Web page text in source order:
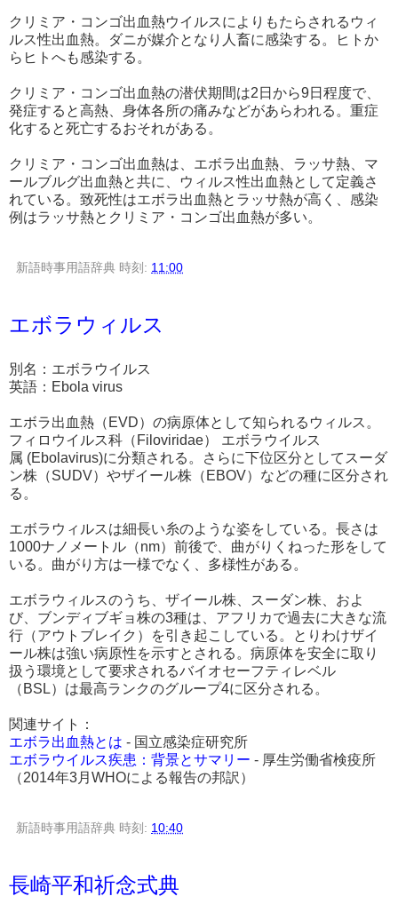
クリミア・コンゴ出血熱ウイルスによりもたらされるウィ
ルス性出血熱。ダニが媒介となり人畜に感染する。ヒトか
らヒトへも感染する。
クリミア・コンゴ出血熱の潜伏期間は2日から9日程度で、
発症すると高熱、身体各所の痛みなどがあらわれる。重症
化すると死亡するおそれがある。
クリミア・コンゴ出血熱は、エボラ出血熱、ラッサ熱、マ
ールブルグ出血熱と共に、ウィルス性出血熱として定義さ
れている。致死性はエボラ出血熱とラッサ熱が高く、感染
例はラッサ熱とクリミア・コンゴ出血熱が多い。
新語時事用語辞典 時刻: 11:00
エボラウィルス
別名：エボラウイルス
英語：Ebola virus
エボラ出血熱（EVD）の病原体として知られるウィルス。
フィロウイルス科（Filoviridae） エボラウイルス
属 (Ebolavirus)に分類される。さらに下位区分としてスーダ
ン株（SUDV）やザイール株（EBOV）などの種に区分され
る。
エボラウィルスは細長い糸のような姿をしている。長さは
1000ナノメートル（nm）前後で、曲がりくねった形をして
いる。曲がり方は一様でなく、多様性がある。
エボラウィルスのうち、ザイール株、スーダン株、およ
び、ブンディブギョ株の3種は、アフリカで過去に大きな流
行（アウトブレイク）を引き起こしている。とりわけザイ
ール株は強い病原性を示すとされる。病原体を安全に取り
扱う環境として要求されるバイオセーフティレベル
（BSL）は最高ランクのグループ4に区分される。
関連サイト：
エボラ出血熱とは - 国立感染症研究所
エボラウイルス疾患：背景とサマリー - 厚生労働省検疫所
（2014年3月WHOによる報告の邦訳）
新語時事用語辞典 時刻: 10:40
長崎平和祈念式典